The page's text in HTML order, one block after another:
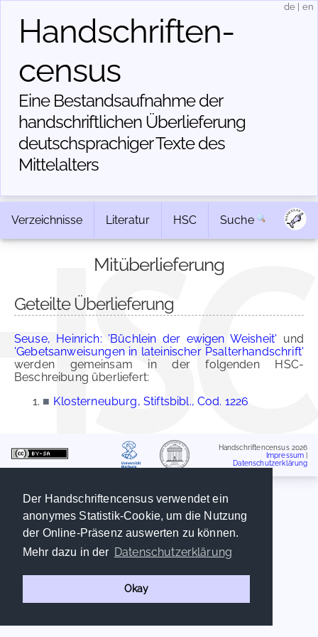
Der Handschriftencensus verwendet ein
anonymes Statistik-Cookie, um die Nutzung
der Online-Präsenz auswerten zu können.
Mehr dazu in der Datenschutzerklärung
Okay
Handschriften­
census
Eine Bestandsaufnahme der
handschriftlichen Über­lieferung
deutschsprachiger Texte des
Mittelalters
de en
Verzeichnisse Literatur HSC Suche
Mitüberlieferung
Geteilte Überlieferung
Seuse, Heinrich: 'Büchlein der ewigen Weisheit' und
'Gebetsanweisungen in lateinischer Psalterhandschrift'
werden gemeinsam in der folgenden HSC-
Beschreibung überliefert:
■ Klosterneuburg, Stiftsbibl., Cod. 1226
Handschriftencensus 2026
Impressum
Datenschutzerklärung